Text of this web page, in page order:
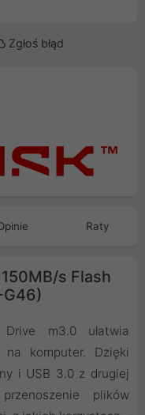
Zgłoś błąd
Raty
s Flash
G46)
m3.0 ułatwia
komputer. Dzięki
i USB 3.0 z drugiej
plików